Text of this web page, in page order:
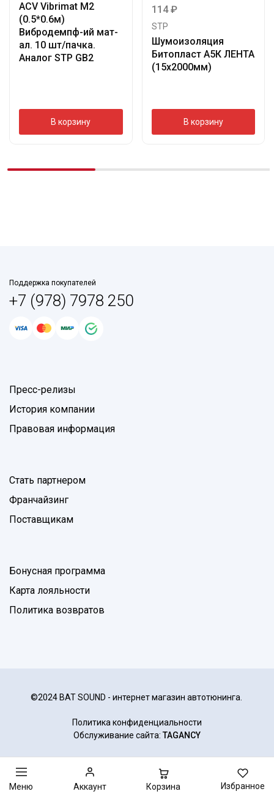
ACV Vibrimat M2
(0.5*0.6м)
Вибродемпф-ий мат-
ал. 10 шт/пачка.
Аналог STP GB2
В корзину
114₽
STP
Шумоизоляция
Битопласт А5К ЛЕНТА
(15х2000мм)
В корзину
Поддержка покупателей
+7 (978) 7978 250
Пресс-релизы
История компании
Правовая информация
Стать партнером
Франчайзинг
Поставщикам
Бонусная программа
Карта лояльности
Политика возвратов
©2024 BAT SOUND - интернет магазин автотюнинга.
Политика конфиденциальности
Обслуживание сайта: TAGANCY
Меню Аккаунт Корзина Избранное